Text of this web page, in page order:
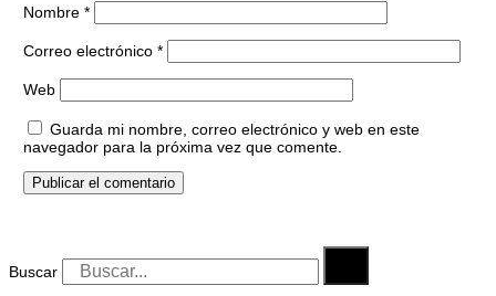
Nombre *
Correo electrónico *
Web
Guarda mi nombre, correo electrónico y web en este
navegador para la próxima vez que comente.
Buscar